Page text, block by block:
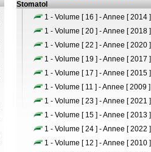
Stomatol
1 - Volume [ 16 ] - Annee [ 2014 ]
1 - Volume [ 20 ] - Annee [ 2018 ]
1 - Volume [ 22 ] - Annee [ 2020 ]
1 - Volume [ 19 ] - Annee [ 2017 ]
1 - Volume [ 17 ] - Annee [ 2015 ]
1 - Volume [ 11 ] - Annee [ 2009 ]
1 - Volume [ 23 ] - Annee [ 2021 ]
1 - Volume [ 15 ] - Annee [ 2013 ]
1 - Volume [ 24 ] - Annee [ 2022 ]
1 - Volume [ 12 ] - Annee [ 2010 ]